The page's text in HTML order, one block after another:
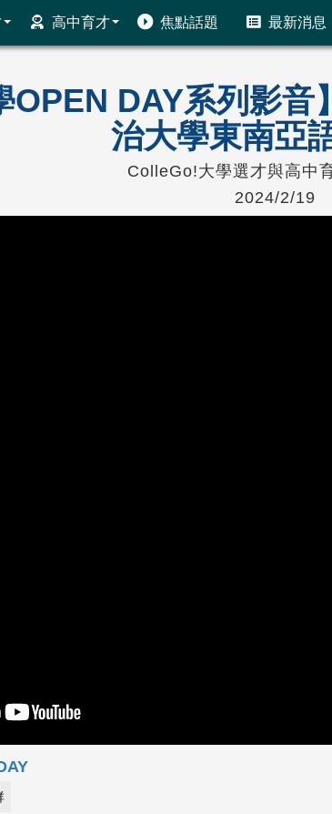
高中育才 焦點話題 最新消息
OPEN DAY系列影
治大學東南亞
ColleGo!大學選才與高中
2024/2/19